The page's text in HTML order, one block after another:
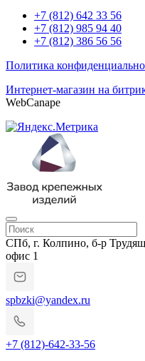
+7 (812) 642 33 56
+7 (812) 985 94 40
+7 (812) 386 56 56
Политика
Интернет-магазин на
WebCanape
СПб, г. Колпино, б-р
офис 1
spbzki@yandex.ru
+7 (812)-642-33-56